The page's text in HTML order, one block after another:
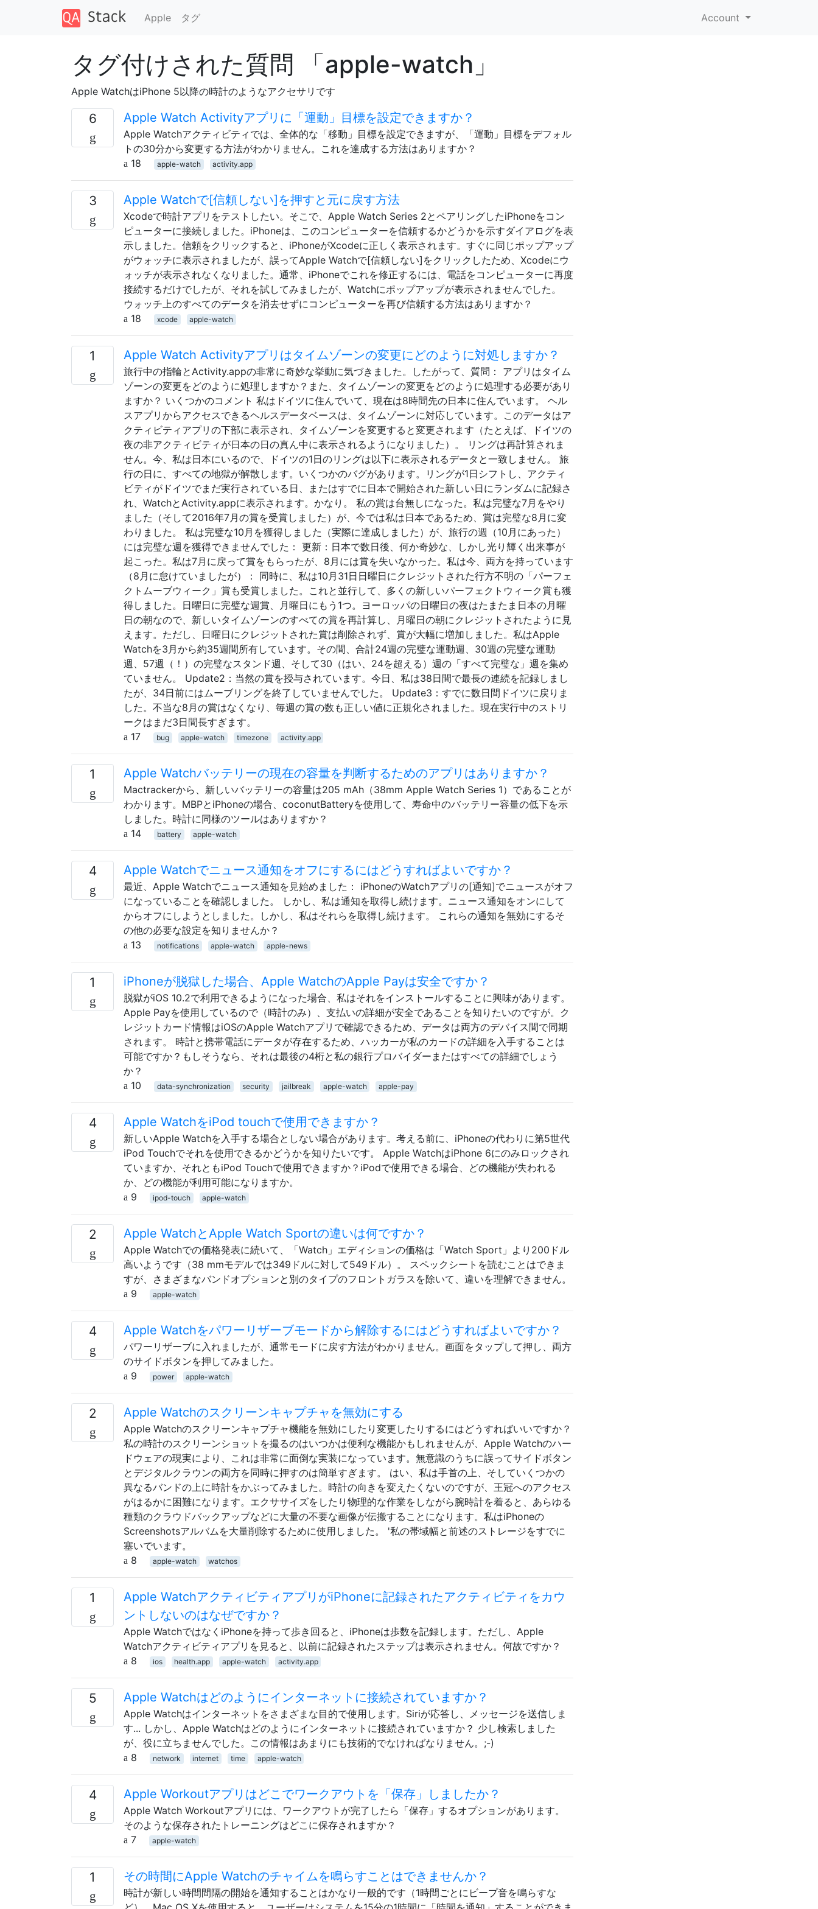
Apple タグ Account
タグ付けされた質問 「apple-watch」
Apple WatchはiPhone 5以降の時計のようなアクセサリです
6 Apple Watch Activityアプリに「運動」目標を設定できますか？
Apple Watchアクティビティでは、全体的な「移動」目標を設定できますが、「運動」目標をデフォル
トの30分から変更する方法がわかりません。これを達成する方法はありますか？
18
apple-watch activity.app
3 Apple Watchで[信頼しない]を押すと元に戻す方法
Xcodeで時計アプリをテストしたい。そこで、Apple Watch Series 2とペアリングしたiPhoneをコン
ピューターに接続しました。iPhoneは、このコンピューターを信頼するかどうかを示すダイアログを表
示しました。信頼をクリックすると、iPhoneがXcodeに正しく表示されます。すぐに同じポップアップ
がウォッチに表示されましたが、誤ってApple Watchで[信頼しない]をクリックしたため、Xcodeにウ
ォッチが表示されなくなりました。通常、iPhoneでこれを修正するには、電話をコンピューターに再度
接続するだけでしたが、それを試してみましたが、Watchにポップアップが表示されませんでした。
ウォッチ上のすべてのデータを消去せずにコンピューターを再び信頼する方法はありますか？
18
xcode apple-watch
1 Apple Watch Activityアプリはタイムゾーンの変更にどのように対処しますか？
旅行中の指輪とActivity.appの非常に奇妙な挙動に気づきました。したがって、質問： アプリはタイム
ゾーンの変更をどのように処理しますか？また、タイムゾーンの変更をどのように処理する必要があり
ますか？ いくつかのコメント 私はドイツに住んでいて、現在は8時間先の日本に住んでいます。 ヘル
スアプリからアクセスできるヘルスデータベースは、タイムゾーンに対応しています。このデータはア
クティビティアプリの下部に表示され、タイムゾーンを変更すると変更されます（たとえば、ドイツの
夜の非アクティビティが日本の日の真ん中に表示されるようになりました）。 リングは再計算されま
せん。今、私は日本にいるので、ドイツの1日のリングは以下に表示されるデータと一致しません。 旅
行の日に、すべての地獄が解散します。いくつかのバグがあります。リングが1日シフトし、アクティ
ビティがドイツでまだ実行されている日、またはすでに日本で開始された新しい日にランダムに記録さ
れ、WatchとActivity.appに表示されます。かなり。 私の賞は台無しになった。私は完璧な7月をやり
ました（そして2016年7月の賞を受賞しました）が、今では私は日本であるため、賞は完璧な8月に変
わりました。 私は完璧な10月を獲得しました（実際に達成しました）が、旅行の週（10月にあった）
には完璧な週を獲得できませんでした： 更新：日本で数日後、何か奇妙な、しかし光り輝く出来事が
起こった。私は7月に戻って賞をもらったが、8月には賞を失いなかった。私は今、両方を持っています
（8月に怠けていましたが）： 同時に、私は10月31日日曜日にクレジットされた行方不明の「パーフェ
クトムーブウィーク」賞も受賞しました。これと並行して、多くの新しいパーフェクトウィーク賞も獲
得しました。日曜日に完璧な週賞、月曜日にもう1つ。ヨーロッパの日曜日の夜はたまたま日本の月曜
日の朝なので、新しいタイムゾーンのすべての賞を再計算し、月曜日の朝にクレジットされたように見
えます。ただし、日曜日にクレジットされた賞は削除されず、賞が大幅に増加しました。私はApple
Watchを3月から約35週間所有しています。その間、合計24週の完璧な運動週、30週の完璧な運動
週、57週（！）の完璧なスタンド週、そして30（はい、24を超える）週の「すべて完璧な」週を集め
ていません。 Update2：当然の賞を授与されています。今日、私は38日間で最長の連続を記録しまし
たが、34日前にはムーブリングを終了していませんでした。 Update3：すでに数日間ドイツに戻りま
した。不当な8月の賞はなくなり、毎週の賞の数も正しい値に正規化されました。現在実行中のストリ
ークはまだ3日間長すぎます。
17
bug apple-watch timezone activity.app
1 Apple Watchバッテリーの現在の容量を判断するためのアプリはありますか？
Mactrackerから、新しいバッテリーの容量は205 mAh（38mm Apple Watch Series 1）であることが
わかります。MBPとiPhoneの場合、coconutBatteryを使用して、寿命中のバッテリー容量の低下を示
しました。時計に同様のツールはありますか？
14
battery apple-watch
4 Apple Watchでニュース通知をオフにするにはどうすればよいですか？
最近、Apple Watchでニュース通知を見始めました： iPhoneのWatchアプリの[通知]でニュースがオフ
になっていることを確認しました。 しかし、私は通知を取得し続けます。ニュース通知をオンにして
からオフにしようとしました。しかし、私はそれらを取得し続けます。 これらの通知を無効にするそ
の他の必要な設定を知りませんか？
13
notifications apple-watch apple-news
1 iPhoneが脱獄した場合、Apple WatchのApple Payは安全ですか？
脱獄がiOS 10.2で利用できるようになった場合、私はそれをインストールすることに興味があります。
Apple Payを使用しているので（時計のみ）、支払いの詳細が安全であることを知りたいのですが。ク
レジットカード情報はiOSのApple Watchアプリで確認できるため、データは両方のデバイス間で同期
されます。 時計と携帯電話にデータが存在するため、ハッカーが私のカードの詳細を入手することは
可能ですか？もしそうなら、それは最後の4桁と私の銀行プロバイダーまたはすべての詳細でしょう
か？
10
data-synchronization security jailbreak apple-watch apple-pay
4 Apple WatchをiPod touchで使用できますか？
新しいApple Watchを入手する場合としない場合があります。考える前に、iPhoneの代わりに第5世代
iPod Touchでそれを使用できるかどうかを知りたいです。 Apple WatchはiPhone 6にのみロックされ
ていますか、それともiPod Touchで使用できますか？iPodで使用できる場合、どの機能が失われる
か、どの機能が利用可能になりますか。
9
ipod-touch apple-watch
2 Apple WatchとApple Watch Sportの違いは何ですか？
Apple Watchでの価格発表に続いて、「Watch」エディションの価格は「Watch Sport」より200ドル
高いようです（38 mmモデルでは349ドルに対して549ドル）。 スペックシートを読むことはできま
すが、さまざまなバンドオプションと別のタイプのフロントガラスを除いて、違いを理解できません。
9
apple-watch
4 Apple Watchをパワーリザーブモードから解除するにはどうすればよいですか？
パワーリザーブに入れましたが、通常モードに戻す方法がわかりません。画面をタップして押し、両方
のサイドボタンを押してみました。
9
power apple-watch
2 Apple Watchのスクリーンキャプチャを無効にする
Apple Watchのスクリーンキャプチャ機能を無効にしたり変更したりするにはどうすればいいですか？
私の時計のスクリーンショットを撮るのはいつかは便利な機能かもしれませんが、Apple Watchのハー
ドウェアの現実により、これは非常に面倒な実装になっています。無意識のうちに誤ってサイドボタン
とデジタルクラウンの両方を同時に押すのは簡単すぎます。 はい、私は手首の上、そしていくつかの
異なるバンドの上に時計をかぶってみました。時計の向きを変えたくないのですが、王冠へのアクセス
がはるかに困難になります。エクササイズをしたり物理的な作業をしながら腕時計を着ると、あらゆる
種類のクラウドバックアップなどに大量の不要な画像が伝搬することになります。私はiPhoneの
Screenshotsアルバムを大量削除するために使用しました。 '私の帯域幅と前述のストレージをすでに
塞いでいます。
8
apple-watch watchos
1
Apple WatchアクティビティアプリがiPhoneに記録されたアクティビティをカウ
ントしないのはなぜですか？
Apple WatchではなくiPhoneを持って歩き回ると、iPhoneは歩数を記録します。ただし、Apple
Watchアクティビティアプリを見ると、以前に記録されたステップは表示されません。何故ですか？
8
ios health.app apple-watch activity.app
5 Apple Watchはどのようにインターネットに接続されていますか？
Apple Watchはインターネットをさまざまな目的で使用します。Siriが応答し、メッセージを送信しま
す... しかし、Apple Watchはどのようにインターネットに接続されていますか？ 少し検索しました
が、役に立ちませんでした。この情報はあまりにも技術的でなければなりません。;-)
8
network internet time apple-watch
4 Apple Workoutアプリはどこでワークアウトを「保存」しましたか？
Apple Watch Workoutアプリには、ワークアウトが完了したら「保存」するオプションがあります。
そのような保存されたトレーニングはどこに保存されますか？
7
apple-watch
1 その時間にApple Watchのチャイムを鳴らすことはできませんか？
時計が新しい時間間隔の開始を通知することはかなり一般的です（1時間ごとにビープ音を鳴らすな